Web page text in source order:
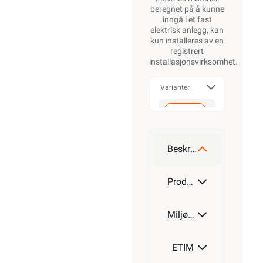
beregnet på å kunne
inngå i et fast
elektrisk anlegg, kan
kun installeres av en
registrert
installasjonsvirksomhet.
Varianter
Beskrivelse
Produktdetaljer
Miljøparametere
ETIM